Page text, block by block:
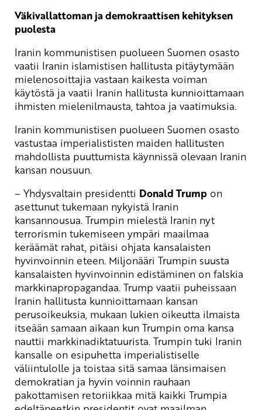
Väkivallattoman ja demokraattisen kehityksen
puolesta
Iranin kommunistisen puolueen Suomen osasto
vaatii Iranin islamistisen hallitusta pitäytymään
mielenosoittajia vastaan kaikesta voiman
käytöstä ja vaatii Iranin hallitusta kunnioittamaan
ihmisten mielenilmausta, tahtoa ja vaatimuksia.
Iranin kommunistisen puolueen Suomen osasto
vastustaa imperialististen maiden hallitusten
mahdollista puuttumista käynnissä olevaan Iranin
kansan nousuun.
– Yhdysvaltain presidentti Donald Trump on
asettunut tukemaan nykyistä Iranin
kansannousua. Trumpin mielestä Iranin nyt
terrorismin tukemiseen ympäri maailmaa
keräämät rahat, pitäisi ohjata kansalaisten
hyvinvoinnin eteen. Miljonääri Trumpin suusta
kansalaisten hyvinvoinnin edistäminen on falskia
markkinapropagandaa. Trump vaatii puheissaan
Iranin hallitusta kunnioittamaan kansan
perusoikeuksia, mukaan lukien oikeutta ilmaista
itseään samaan aikaan kun Trumpin oma kansa
nauttii markkinadiktatuurista. Trumpin tuki Iranin
kansalle on esipuhetta imperialistiselle
väliintulolle ja toistaa sitä samaa länsimaisen
demokratian ja hyvin voinnin rauhaan
pakottamisen retoriikkaa mitä kaikki Trumpia